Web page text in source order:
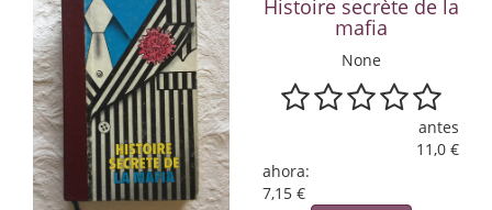
Mafia y espionaje
Matemáticas
Medicina
Música
Histoire secrète de la
mafia
None
antes
11,0 €
ahora:
7,15 €